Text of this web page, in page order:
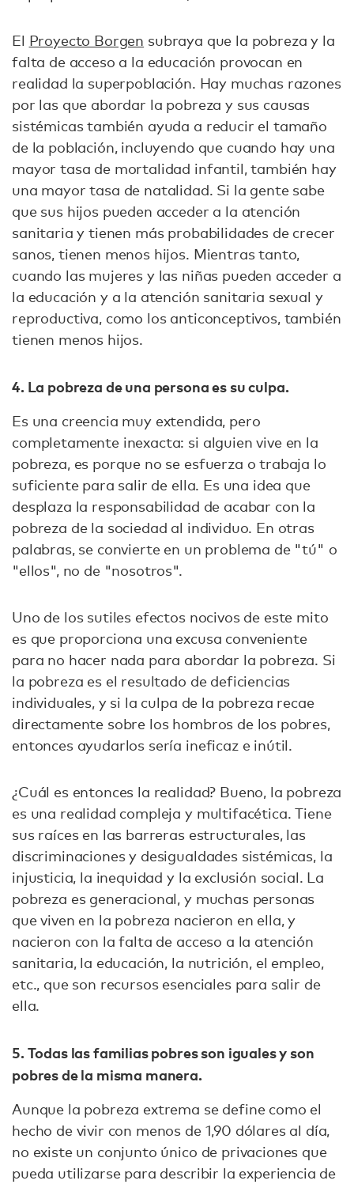
El Proyecto Borgen subraya que la pobreza y la
falta de acceso a la educación provocan en
realidad la superpoblación. Hay muchas razones
por las que abordar la pobreza y sus causas
sistémicas también ayuda a reducir el tamaño
de la población, incluyendo que cuando hay una
mayor tasa de mortalidad infantil, también hay
una mayor tasa de natalidad. Si la gente sabe
que sus hijos pueden acceder a la atención
sanitaria y tienen más probabilidades de crecer
sanos, tienen menos hijos. Mientras tanto,
cuando las mujeres y las niñas pueden acceder a
la educación y a la atención sanitaria sexual y
reproductiva, como los anticonceptivos, también
tienen menos hijos.
4. La pobreza de una persona es su culpa.
Es una creencia muy extendida, pero
completamente inexacta: si alguien vive en la
pobreza, es porque no se esfuerza o trabaja lo
suficiente para salir de ella. Es una idea que
desplaza la responsabilidad de acabar con la
pobreza de la sociedad al individuo. En otras
palabras, se convierte en un problema de "tú" o
"ellos", no de "nosotros".
Uno de los sutiles efectos nocivos de este mito
es que proporciona una excusa conveniente
para no hacer nada para abordar la pobreza. Si
la pobreza es el resultado de deficiencias
individuales, y si la culpa de la pobreza recae
directamente sobre los hombros de los pobres,
entonces ayudarlos sería ineficaz e inútil.
¿Cuál es entonces la realidad? Bueno, la pobreza
es una realidad compleja y multifacética. Tiene
sus raíces en las barreras estructurales, las
discriminaciones y desigualdades sistémicas, la
injusticia, la inequidad y la exclusión social. La
pobreza es generacional, y muchas personas
que viven en la pobreza nacieron en ella, y
nacieron con la falta de acceso a la atención
sanitaria, la educación, la nutrición, el empleo,
etc., que son recursos esenciales para salir de
ella.
5. Todas las familias pobres son iguales y son
pobres de la misma manera.
Aunque la pobreza extrema se define como el
hecho de vivir con menos de 1,90 dólares al día,
no existe un conjunto único de privaciones que
pueda utilizarse para describir la experiencia de